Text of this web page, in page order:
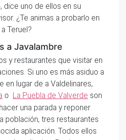
dice uno de ellos en su
¿Te animas a probarlo en
Teruel?
a Javalambre
y restaurantes que visitar en
Si uno es más asiduo a
en lugar de a Valdelinares,
o La Puebla de Valverde son
una parada y reponer
población, tres restaurantes
aplicación. Todos ellos